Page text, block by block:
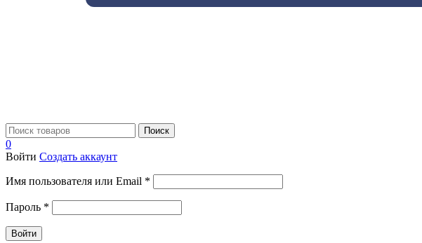
Поиск
0
Войти Создать аккаунт
Имя пользователя или Email *
Пароль *
Войти